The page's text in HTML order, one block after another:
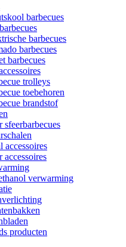
barbecues
barbecues
barbecues
barbecues
trolleys
toebehoren
brandstof
sfeerbarbecues
accessoires
accessoires
verwarming
producten